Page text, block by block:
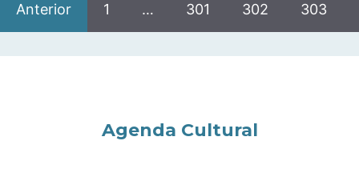
Anterior 1 … 301 302 303
Agenda Cultural